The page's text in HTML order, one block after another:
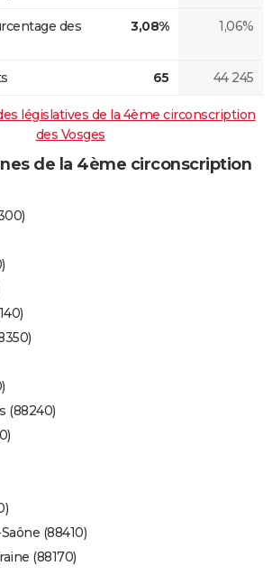
des
3,08% 1,06%
65 44 245
législatives de la 4ème circonscription
des Vosges
de la 4ème circonscription
(88240)
(88410)
(88170)